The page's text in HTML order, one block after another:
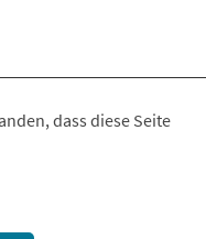
dass diese Seite